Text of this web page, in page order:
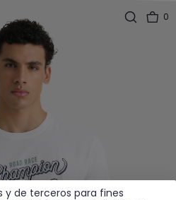
0
y de terceros para fines